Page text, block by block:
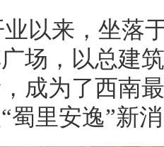
业以来，坐落
广场，以总建
成为了西南
蜀里安逸”新